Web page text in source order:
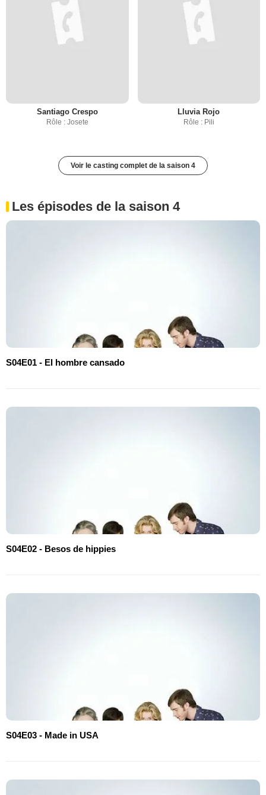
Santiago Crespo
Rôle : Josete
Lluvia Rojo
Rôle : Pili
Voir le casting complet de la saison 4
Les épisodes de la saison 4
S04E01 - El hombre cansado
S04E02 - Besos de hippies
S04E03 - Made in USA